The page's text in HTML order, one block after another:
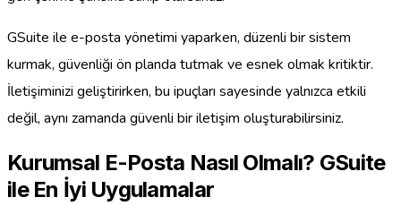
GSuite ile e-posta yönetimi yaparken, düzenli bir sistem
kurmak, güvenliği ön planda tutmak ve esnek olmak kritiktir.
İletişiminizi geliştirirken, bu ipuçları sayesinde yalnızca etkili
değil, aynı zamanda güvenli bir iletişim oluşturabilirsiniz.
Kurumsal E-Posta Nasıl Olmalı? GSuite
ile En İyi Uygulamalar